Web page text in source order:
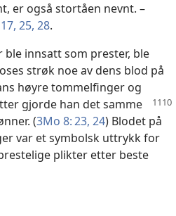
er også stortåen nevnt. –
17, 25, 28.
ble innsatt som prester, ble
strøk noe av dens blod på
høyre tommelfinger og
gjorde han det samme
(3Mo 8: 23, 24) Blodet på
var et symbolsk uttrykk for
plikter etter beste